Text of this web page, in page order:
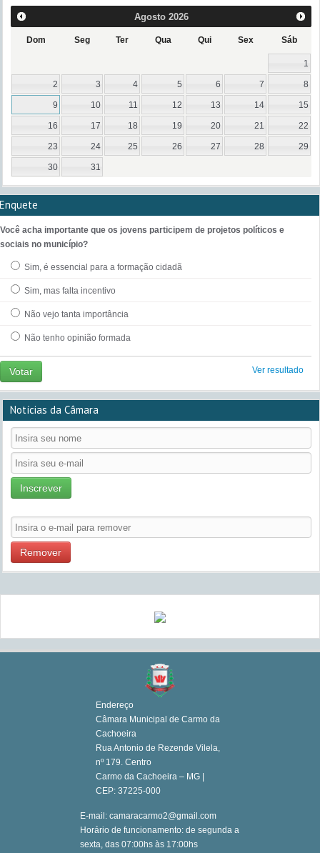
Agosto 2026
Dom Seg Ter Qua Qui Sex Sáb
1
2 3 4 5 6 7 8
9 10 11 12 13 14 15
16 17 18 19 20 21 22
23 24 25 26 27 28 29
30 31
Enquete
Você acha importante que os jovens participem de projetos políticos e
sociais no município?
Sim, é essencial para a formação cidadã
Sim, mas falta incentivo
Não vejo tanta importância
Não tenho opinião formada
Votar Ver resultado
Notícias da Câmara
Inscrever
Remover
Endereço
Câmara Municipal de Carmo da
Cachoeira
Rua Antonio de Rezende Vilela,
nº 179. Centro
Carmo da Cachoeira – MG |
CEP: 37225-000
E-mail: camaracarmo2@gmail.com
Horário de funcionamento: de segunda a
sexta, das 07:00hs às 17:00hs